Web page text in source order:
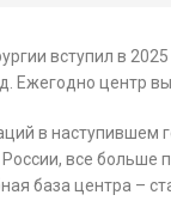
вступил в
Ежегодно центр
в наступившем
все
база центра –